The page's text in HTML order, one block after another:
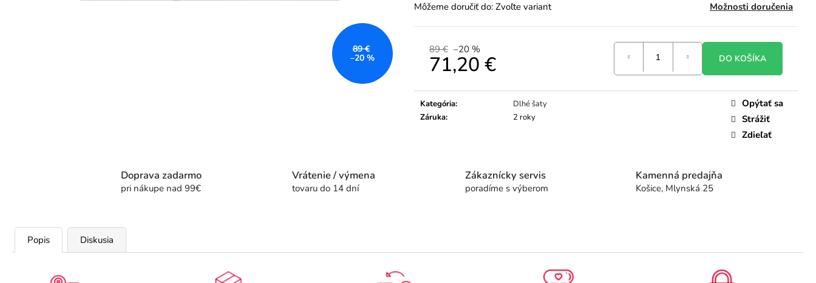
Môžeme doručiť do: Zvoľte variant Možnosti doručenia
89 € –20 %
71,20 €
cena:
DO KOŠÍKA
Kategória:
Dlhé šaty
Záruka: 2 roky
Opýtať sa
Strážiť
Zdieľať
89 €
–20 %
Doprava zadarmo
pri nákupe nad 99€
Vrátenie / výmena
tovaru do 14 dní
Zákaznícky servis
poradíme s výberom
Kamenná predajňa
Košice, Mlynská 25
Popis Diskusia